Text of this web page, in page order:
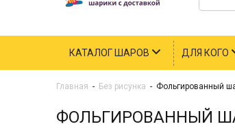
КАТАЛОГ ШАРОВ ДЛЯ КОГО
Главная - Без рисунка - Фольгированный
ФОЛЬГИРОВАННЫЙ